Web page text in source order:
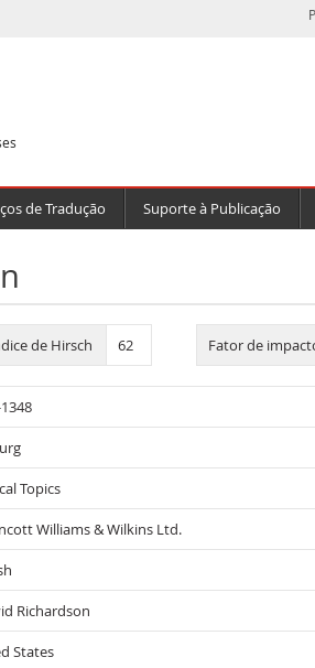
de Tradução Suporte à Publicação
de Hirsch 62 Fator de
Topics
Williams & Wilkins Ltd.
Richardson
States